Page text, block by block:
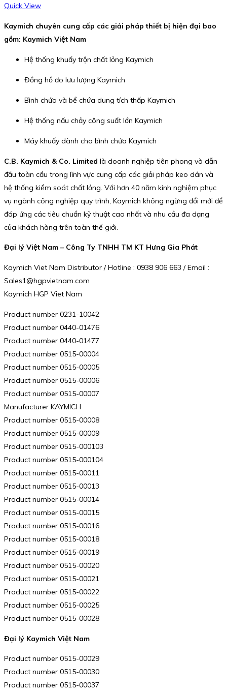
Quick View
Kaymich chuyên cung cấp các giải pháp thiết bị hiện đại bao
gồm: Kaymich Việt Nam
Hệ thống khuấy trộn chất lỏng Kaymich
Đồng hồ đo lưu lượng Kaymich
Bình chứa và bể chứa dung tích thấp Kaymich
Hệ thống nấu chảy công suất lớn Kaymich
Máy khuấy dành cho bình chứa Kaymich
C.B. Kaymich & Co. Limited là doanh nghiệp tiên phong và dẫn
đầu toàn cầu trong lĩnh vực cung cấp các giải pháp keo dán và
hệ thống kiểm soát chất lỏng. Với hơn 40 năm kinh nghiệm phục
vụ ngành công nghiệp quy trình, Kaymich không ngừng đổi mới để
đáp ứng các tiêu chuẩn kỹ thuật cao nhất và nhu cầu đa dạng
của khách hàng trên toàn thế giới.
Đại lý Việt Nam – Công Ty TNHH TM KT Hưng Gia Phát
Kaymich Viet Nam Distributor / Hotline : 0938 906 663 / Email :
Sales1@hgpvietnam.com
Kaymich HGP Viet Nam
Product number 0231-10042
Product number 0440-01476
Product number 0440-01477
Product number 0515-00004
Product number 0515-00005
Product number 0515-00006
Product number 0515-00007
Manufacturer KAYMICH
Product number 0515-00008
Product number 0515-00009
Product number 0515-000103
Product number 0515-000104
Product number 0515-00011
Product number 0515-00013
Product number 0515-00014
Product number 0515-00015
Product number 0515-00016
Product number 0515-00018
Product number 0515-00019
Product number 0515-00020
Product number 0515-00021
Product number 0515-00022
Product number 0515-00025
Product number 0515-00028
Đại lý Kaymich Việt Nam
Product number 0515-00029
Product number 0515-00030
Product number 0515-00037